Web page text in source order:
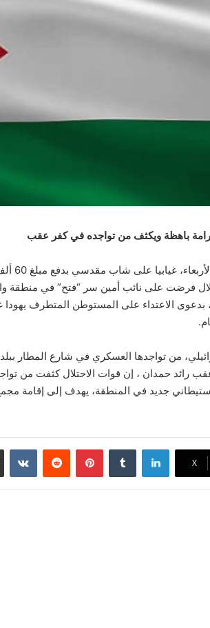
باهظة ويكثف من تواجده في كفر عقب
حكمت
60 ألف شيقل، بدعوى الاعتداء على المستوطن المتطرف
من تواجدها العسكري في شارع المطار
رائد حمدان ، إن قوات الاحتلال كثفت من
جديد في المنطقة، يهدف إلى إقامة
‫X
لينكدإن بينتيريست